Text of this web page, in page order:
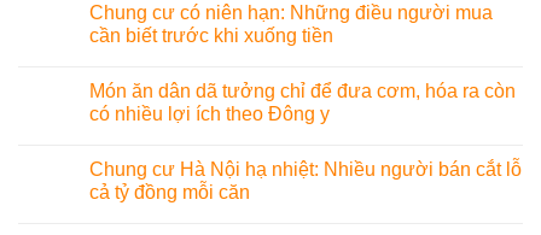
Chung cư có niên hạn: Những điều người mua
cần biết trước khi xuống tiền
Món ăn dân dã tưởng chỉ để đưa cơm, hóa ra còn
có nhiều lợi ích theo Đông y
Chung cư Hà Nội hạ nhiệt: Nhiều người bán cắt lỗ
cả tỷ đồng mỗi căn